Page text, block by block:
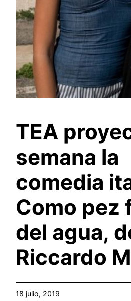
TEA
semana la
comedia
Como pez
del agua,
Riccardo
18 julio, 2019